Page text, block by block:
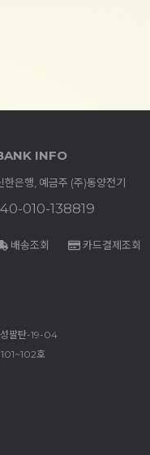
INFO
한은행, 예금주 (주)동양전기
010-138819
배송조회 카드결제조회
팔탄-19-04
호